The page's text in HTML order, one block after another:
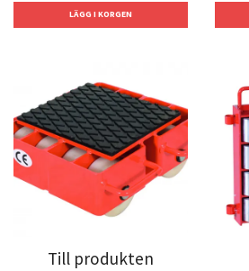
Till produkten